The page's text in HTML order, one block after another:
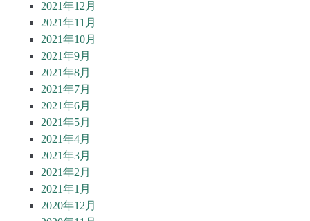
2021年12月
2021年11月
2021年10月
2021年9月
2021年8月
2021年7月
2021年6月
2021年5月
2021年4月
2021年3月
2021年2月
2021年1月
2020年12月